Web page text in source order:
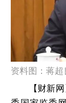
资料图：蒋超
【财新网